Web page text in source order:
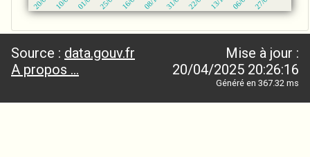
Source : data.gouv.fr
A propos ...
Mise à jour :
20/04/2025 20:26:16
Généré en 367.32 ms